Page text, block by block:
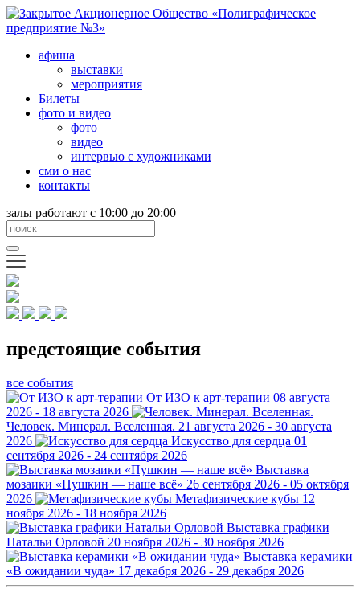
афиша
выставки
мероприятия
Билеты
фото и видео
фото
видео
интервью с художниками
сми о нас
контакты
залы работают с 10:00 до 20:00
предстоящие события
все события
От ИЗО к арт-терапии 08 августа
2026 - 18 августа 2026
Человек. Минерал. Вселенная. 21 августа 2026 - 30 августа
2026
Искусство для сердца 01
сентября 2026 - 24 сентября 2026
Выставка
мозаики «Пушкин — наше всё» 26 сентября 2026 - 05 октября
2026
Метафизические кубы 12
ноября 2026 - 18 ноября 2026
Выставка графики
Натальи Орловой 20 ноября 2026 - 30 ноября 2026
Выставка керамики
«В ожидании чуда» 17 декабря 2026 - 29 декабря 2026